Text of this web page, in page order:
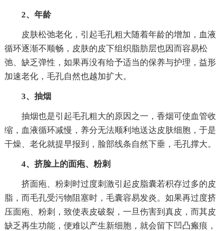
2、年龄
皮肤松弛老化，引起毛孔粗大随着年龄的增加，血液
循环逐渐不顺畅，皮肤的皮下组织脂肪层也因而容易松
弛、缺乏弹性，如果再没有给予适当的保养与护理，益形
加速老化，毛孔自然也越加扩大。
3、抽烟
抽烟也是引起毛孔粗大的原因之一，香烟可使血管收
缩，血液循环减慢，养分无法顺利地送达皮肤细胞，于是
干燥、老化就提早报到，脸部线条自然下垂，毛孔撑大。
4、挤脸上的面疱、粉刺
挤面疱、粉刺时过度刺激引起皮脂囊若积存过多的皮
脂，而毛孔受污物阻塞时，毛囊容易发炎。如果再过度挤
压面疱、粉刺，致使表皮破裂，一旦伤害到真皮，而其皮
缺乏再生功能，便难以产生新细胞，就会留下凹凸瘢痕，